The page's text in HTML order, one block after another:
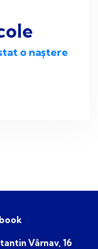
o naștere
Vârnav, 16